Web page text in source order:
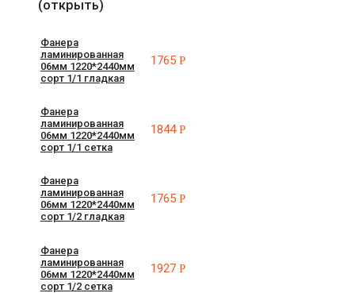
(открыть)
Фанера
ламинированная
06мм 1220*2440мм
сорт 1/1 гладкая
1765Р
Фанера
ламинированная
06мм 1220*2440мм
сорт 1/1 сетка
1844Р
Фанера
ламинированная
06мм 1220*2440мм
сорт 1/2 гладкая
1765Р
Фанера
ламинированная
06мм 1220*2440мм
сорт 1/2 сетка
1927Р